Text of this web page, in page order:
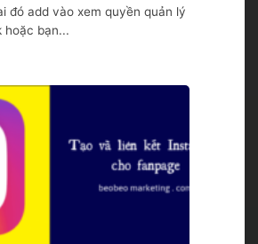
đó add vào xem quyền quản lý
hoặc bạn...